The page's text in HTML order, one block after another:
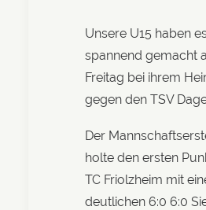
Unsere U15 haben
spannend gemacht
Freitag bei ihrem
gegen den TSV
Der
holte den ersten
TC Friolzheim mit
deutlichen 6:0 6:0